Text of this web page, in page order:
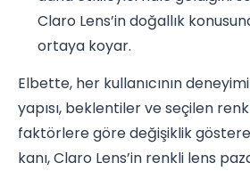
Claro Lens’in doğallık
ortaya koyar.
Elbette, her kullanıcının
yapısı, beklentiler ve seçilen
faktörlere göre değişiklik
kanı, Claro Lens’in renkli lens